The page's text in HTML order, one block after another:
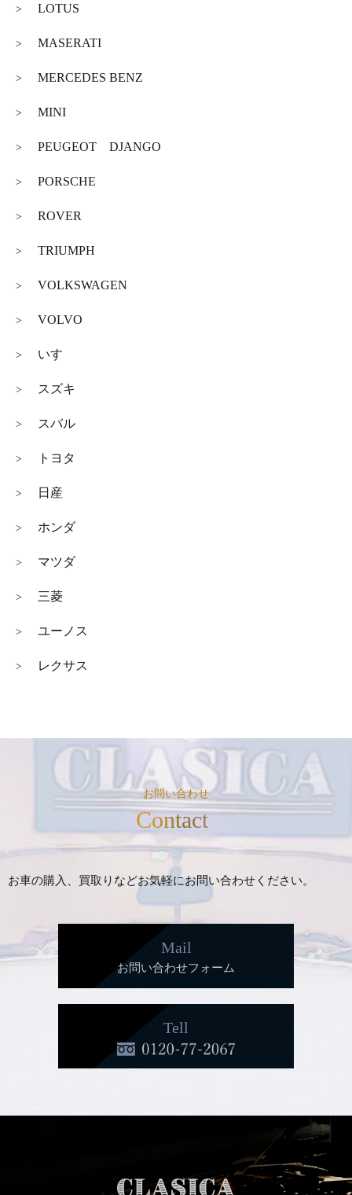
> LOTUS
> MASERATI
> MERCEDES BENZ
> MINI
> PEUGEOT DJANGO
> PORSCHE
> ROVER
> TRIUMPH
> VOLKSWAGEN
> VOLVO
> いすゞ
> スズキ
> スバル
> トヨタ
> 日産
> ホンダ
> マツダ
> 三菱
> ユーノス
> レクサス
お問い合わせ
Contact
お車の購入、買取りなどお気軽にお問い合わせください。
Mail
お問い合わせフォーム
Tell